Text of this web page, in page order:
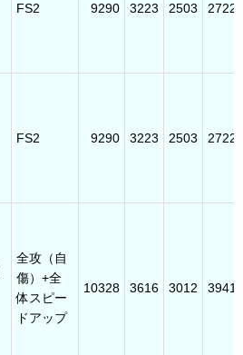
FS2 9290 3223 2503 2722
FS2 9290 3223 2503 2722
全攻（自
傷）+全
体スピー
ドアップ
10328 3616 3012 3941